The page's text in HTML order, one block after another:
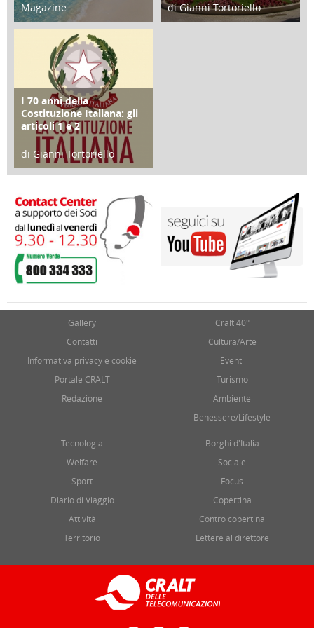
Magazine
25 Giugno 2016
di Gianni Tortoriello
FOCUS
I 70 anni della
Costituzione Italiana: gli
articoli 1 e 2
di Gianni Tortoriello
17 Marzo 2018
Gallery
Contatti
Informativa privacy e cookie
Portale CRALT
Redazione
Cralt 40°
Cultura/Arte
Eventi
Turismo
Ambiente
Benessere/Lifestyle
Tecnologia
Welfare
Sport
Diario di Viaggio
Attività
Territorio
Borghi d'Italia
Sociale
Focus
Copertina
Contro copertina
Lettere al direttore